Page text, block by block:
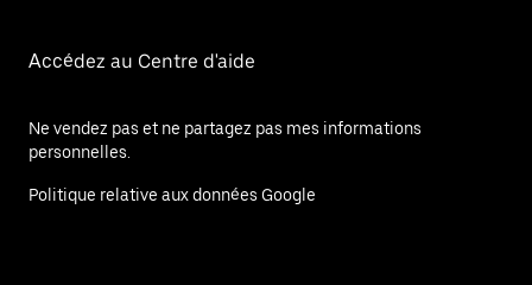
Accédez au Centre d'aide
Ne vendez pas et ne partagez pas mes informations
personnelles.
Politique relative aux données Google